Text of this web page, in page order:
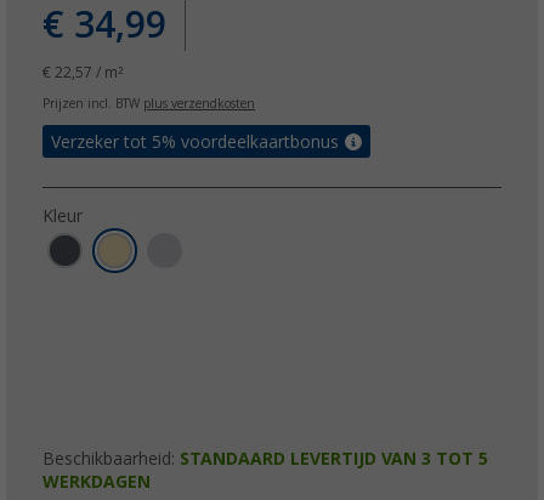
€ 34,99
€ 22,57 / m²
Prijzen incl. BTW plus verzendkosten
Verzeker tot 5% voordeelkaartbonus
Kleur
Beschikbaarheid: STANDAARD LEVERTIJD VAN 3 TOT 5
WERKDAGEN